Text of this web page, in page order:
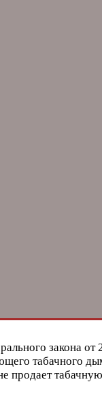
закона
табачного
продает